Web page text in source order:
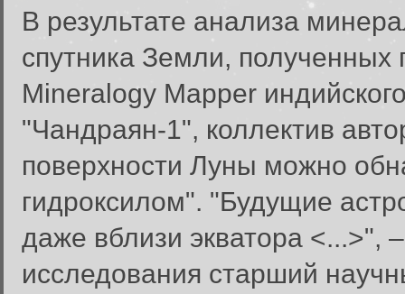
В результате анализа
спутника Земли,
Mineralogy Mapper
"Чандраян-1", коллектив
поверхности Луны можно
гидроксилом". "Будущие
даже вблизи экватора <...>",
исследования старший